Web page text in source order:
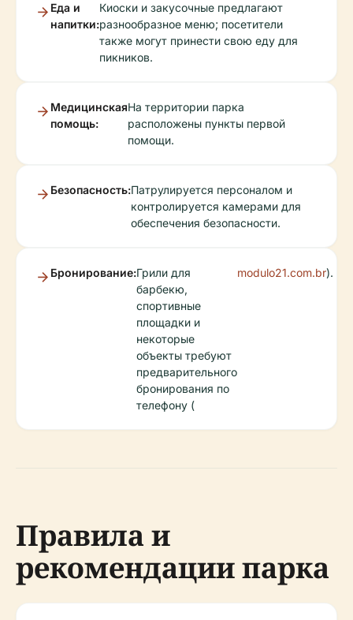
Еда и
напитки:
Киоски и закусочные предлагают
разнообразное меню; посетители
также могут принести свою еду для
пикников.
Медицинская
помощь:
На территории парка
расположены пункты первой
помощи.
Безопасность:Патрулируется персоналом и
контролируется камерами для
обеспечения безопасности.
Бронирование:Грили для
барбекю,
спортивные
площадки и
некоторые
объекты требуют
предварительного
бронирования по
телефону (
modulo21.com.br).
Правила и
рекомендации парка